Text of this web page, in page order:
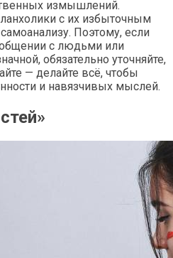
измышлений.
с их избыточным
Поэтому, если
с людьми или
обязательно уточняйте,
— делайте всё, чтобы
и навязчивых мыслей.